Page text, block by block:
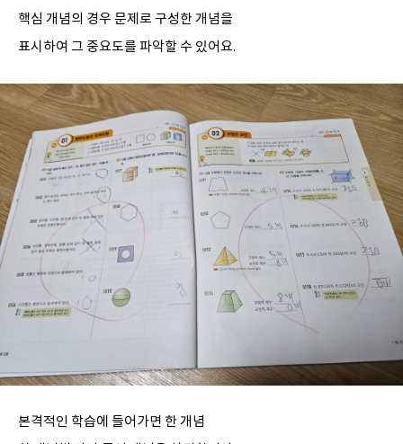
핵심 개념의 경우 문제로 구성한 개념을
표시하여 그 중요도를 파악할 수 있어요.
본격적인 학습에 들어가면 한 개념